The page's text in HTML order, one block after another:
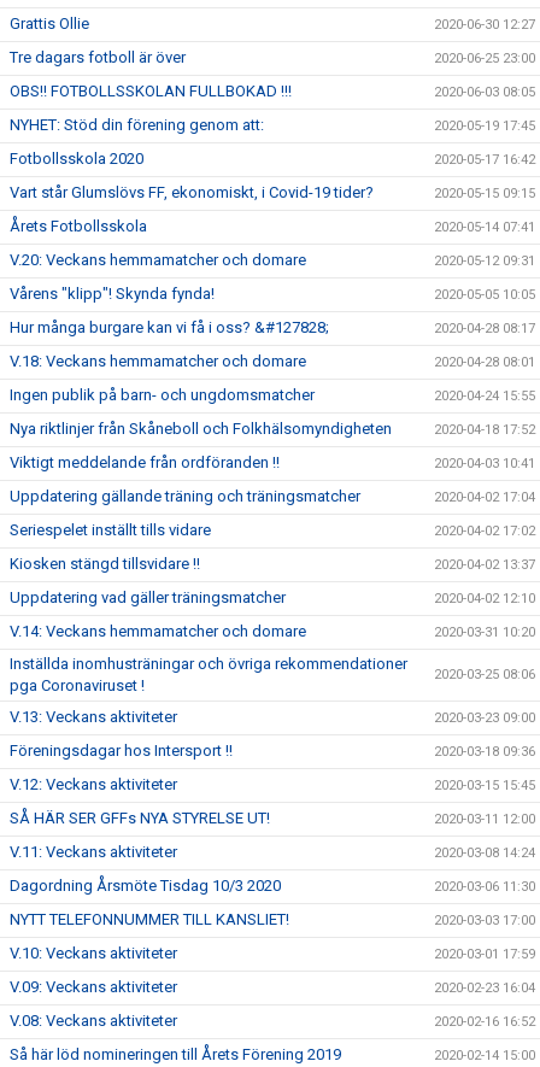
Grattis Ollie 2020-06-30 12:27
Tre dagars fotboll är över 2020-06-25 23:00
OBS!! FOTBOLLSSKOLAN FULLBOKAD !!! 2020-06-03 08:05
NYHET: Stöd din förening genom att: 2020-05-19 17:45
Fotbollsskola 2020 2020-05-17 16:42
Vart står Glumslövs FF, ekonomiskt, i Covid-19 tider? 2020-05-15 09:15
Årets Fotbollsskola 2020-05-14 07:41
V.20: Veckans hemmamatcher och domare 2020-05-12 09:31
Vårens "klipp"! Skynda fynda! 2020-05-05 10:05
Hur många burgare kan vi få i oss? &#127828; 2020-04-28 08:17
V.18: Veckans hemmamatcher och domare 2020-04-28 08:01
Ingen publik på barn- och ungdomsmatcher 2020-04-24 15:55
Nya riktlinjer från Skåneboll och Folkhälsomyndigheten 2020-04-18 17:52
Viktigt meddelande från ordföranden !! 2020-04-03 10:41
Uppdatering gällande träning och träningsmatcher 2020-04-02 17:04
Seriespelet inställt tills vidare 2020-04-02 17:02
Kiosken stängd tillsvidare !! 2020-04-02 13:37
Uppdatering vad gäller träningsmatcher 2020-04-02 12:10
V.14: Veckans hemmamatcher och domare 2020-03-31 10:20
Inställda inomhusträningar och övriga rekommendationer
pga Coronaviruset !
2020-03-25 08:06
V.13: Veckans aktiviteter 2020-03-23 09:00
Föreningsdagar hos Intersport !! 2020-03-18 09:36
V.12: Veckans aktiviteter 2020-03-15 15:45
SÅ HÄR SER GFFs NYA STYRELSE UT! 2020-03-11 12:00
V.11: Veckans aktiviteter 2020-03-08 14:24
Dagordning Årsmöte Tisdag 10/3 2020 2020-03-06 11:30
NYTT TELEFONNUMMER TILL KANSLIET! 2020-03-03 17:00
V.10: Veckans aktiviteter 2020-03-01 17:59
V.09: Veckans aktiviteter 2020-02-23 16:04
V.08: Veckans aktiviteter 2020-02-16 16:52
Så här löd nomineringen till Årets Förening 2019 2020-02-14 15:00